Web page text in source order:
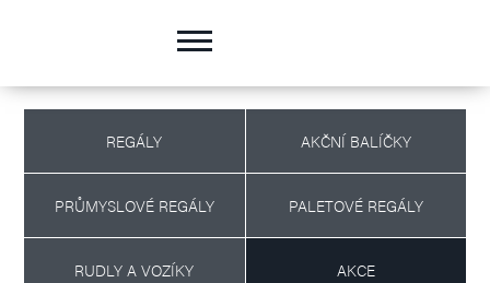
REGÁLY AKČNÍ BALÍČKY
PRŮMYSLOVÉ REGÁLY PALETOVÉ REGÁLY
RUDLY A VOZÍKY AKCE